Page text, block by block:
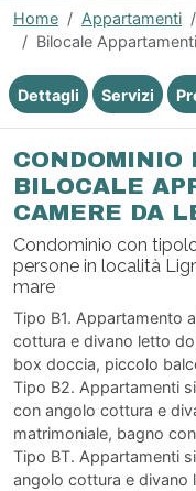
Home Appartamenti
Bilocale
CONDOMINIO
BILOCALE
CAMERE DA
Condominio con
persone in località
mare
Tipo B1. Appartamento
cottura e divano letto
box doccia, piccolo
Tipo B2. Appartamenti
con angolo cottura e
matrimoniale, bagno
Tipo BT. Appartamenti
angolo cottura e divano
Dettagli Servizi